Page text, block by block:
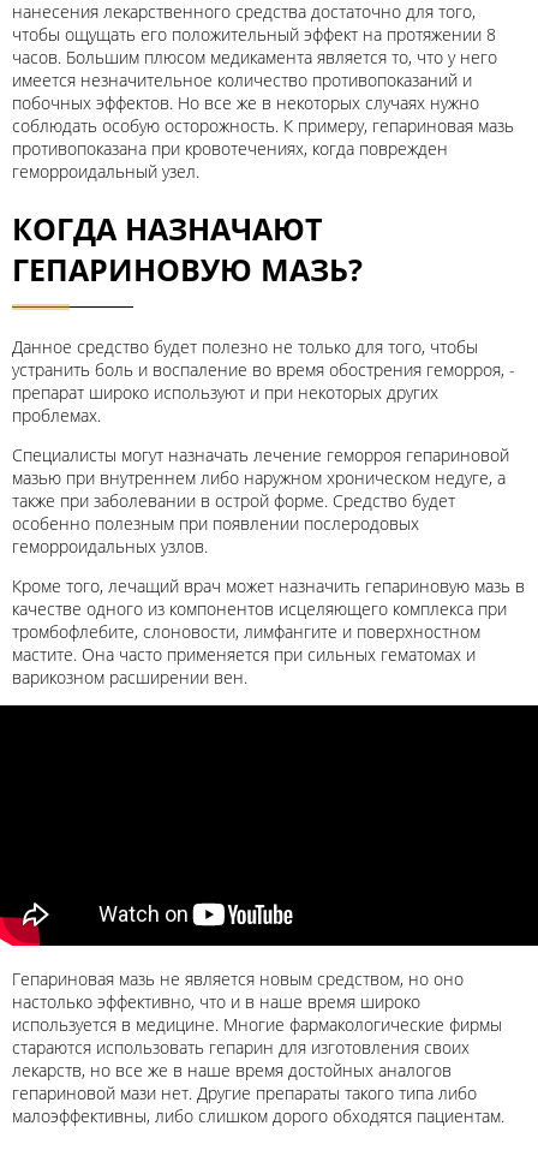
нанесения лекарственного средства достаточно для того,
чтобы ощущать его положительный эффект на протяжении 8
часов. Большим плюсом медикамента является то, что у него
имеется незначительное количество противопоказаний и
побочных эффектов. Но все же в некоторых случаях нужно
соблюдать особую осторожность. К примеру, гепариновая мазь
противопоказана при кровотечениях, когда поврежден
геморроидальный узел.
КОГДА НАЗНАЧАЮТ
ГЕПАРИНОВУЮ МАЗЬ?
Данное средство будет полезно не только для того, чтобы
устранить боль и воспаление во время обострения геморроя, -
препарат широко используют и при некоторых других
проблемах.
Специалисты могут назначать лечение геморроя гепариновой
мазью при внутреннем либо наружном хроническом недуге, а
также при заболевании в острой форме. Средство будет
особенно полезным при появлении послеродовых
геморроидальных узлов.
Кроме того, лечащий врач может назначить гепариновую мазь в
качестве одного из компонентов исцеляющего комплекса при
тромбофлебите, слоновости, лимфангите и поверхностном
мастите. Она часто применяется при сильных гематомах и
варикозном расширении вен.
Гепариновая мазь не является новым средством, но оно
настолько эффективно, что и в наше время широко
используется в медицине. Многие фармакологические фирмы
стараются использовать гепарин для изготовления своих
лекарств, но все же в наше время достойных аналогов
гепариновой мази нет. Другие препараты такого типа либо
малоэффективны, либо слишком дорого обходятся пациентам.